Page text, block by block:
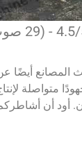
- (29 صوت)
المصانع
متواصلة
أود أن